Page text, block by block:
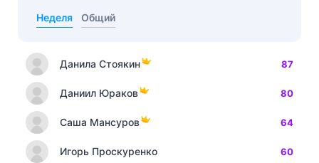
Неделя Общий
Данила Стоякин 87
Даниил Юраков 80
Саша Мансуров 64
Игорь Проскуренко 60